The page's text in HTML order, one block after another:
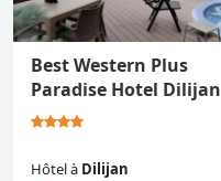
Best Western Plus
Paradise Hotel Dilijan
Hôtelà Dilijan